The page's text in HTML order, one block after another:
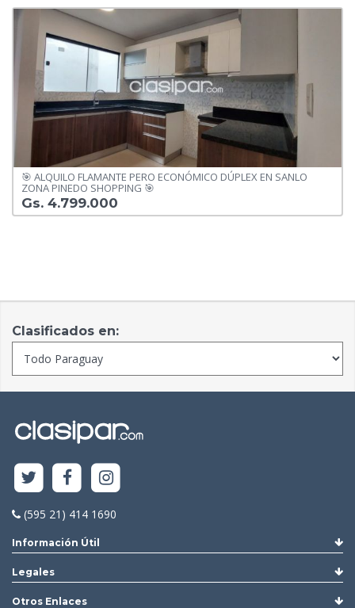
🎯 ALQUILO FLAMANTE PERO ECONÓMICO DÚPLEX EN SANLO
ZONA PINEDO SHOPPING 🎯
Gs. 4.799.000
Clasificados en:
(595 21) 414 1690
Información Útil
Legales
Otros Enlaces